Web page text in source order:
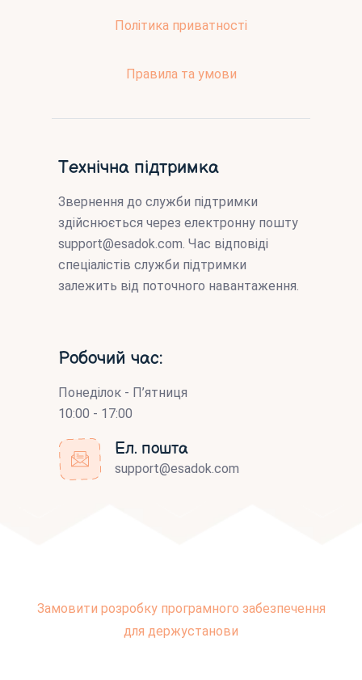
Політика приватності
Правила та умови
Технічна підтримка
Звернення до служби підтримки
здійснюється через електронну пошту
support@esadok.com. Час відповіді
спеціалістів служби підтримки
залежить від поточного навантаження.
Робочий час:
Понеділок - П’ятниця
10:00 - 17:00
Ел. пошта
support@esadok.com
Замовити розробку програмного забезпечення
для держустанови